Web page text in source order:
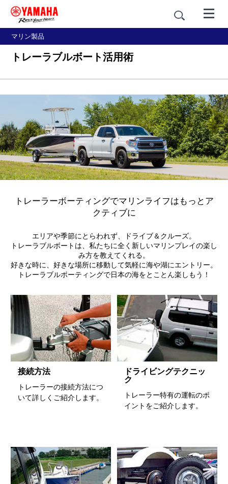
マリン製品
トレーラブルボート活用術
トレーラーボーティングでマリンライフはもっとア
クティブに
エリアや季節にとらわれず、ドライブ＆クルーズ。
トレーラブルボートは、私たちに全く新しいマリンプレイの楽し
み方を教えてくれる。
好きな時に、好きな場所に移動して気軽に海や湖にエントリー。
トレーラブルボーティングで日本の海をとことん楽しもう！
接続方法
トレーラーの接続方法につ
いて詳しくご紹介します。
ドライビングテクニッ
ク
トレーラー特有の運転のポ
イントをご紹介します。